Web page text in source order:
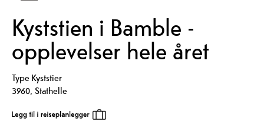
Kyststien i Bamble -
opplevelser hele året
TypeKyststier
3960, Stathelle